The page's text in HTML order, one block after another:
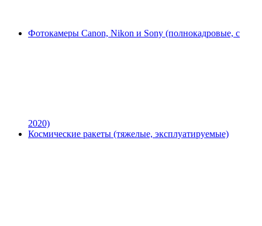
Фотокамеры Canon, Nikon и Sony (полнокадровые, с
2020)
Космические ракеты (тяжелые, эксплуатируемые)